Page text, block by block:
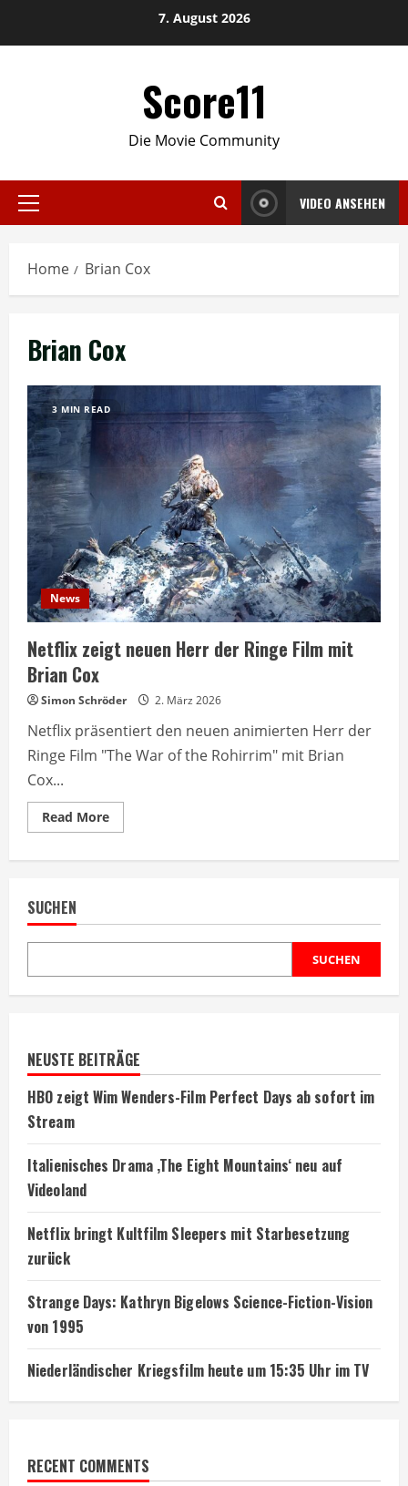
7. August 2026
Score11
Die Movie Community
Primary
VIDEO ANSEHEN
Home Brian Cox
Brian Cox
3 MIN READ
News
Netflix zeigt neuen Herr der Ringe Film mit
Brian Cox
Simon Schröder 2. März 2026
Netflix präsentiert den neuen animierten Herr der
Ringe Film "The War of the Rohirrim" mit Brian
Cox...
Read MoreRead
more
Film
mit
SUCHEN
SUCHEN
NEUSTE BEITRÄGE
HBO zeigt Wim Wenders-Film Perfect Days ab sofort im
Stream
Italienisches Drama ‚The Eight Mountains‘ neu auf
Videoland
Netflix bringt Kultfilm Sleepers mit Starbesetzung
zurück
Strange Days: Kathryn Bigelows Science-Fiction-Vision
von 1995
Niederländischer Kriegsfilm heute um 15:35 Uhr im TV
RECENT COMMENTS